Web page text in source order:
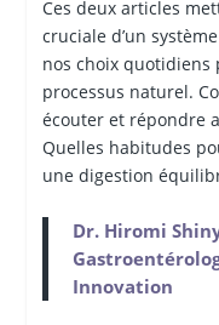
Ces deux articles
cruciale d’un
nos choix quotidiens
processus naturel.
écouter et répondre
Quelles habitudes
une digestion
Dr. Hiromi
Innovation